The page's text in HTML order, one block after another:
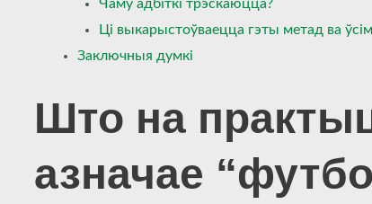
Чаму адбіткі трэскаюцца?
Ці выкарыстоўваецца гэты метад ва
Заключныя думкі
Што на
азначае